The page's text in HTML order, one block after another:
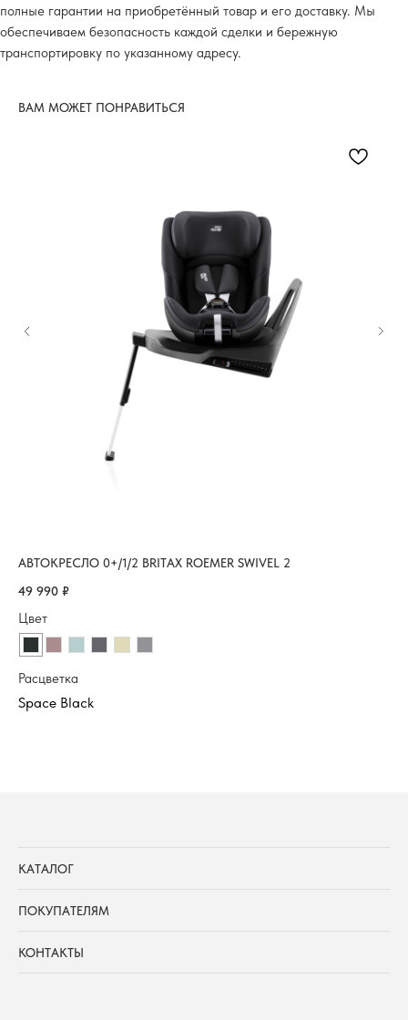
полные гарантии на приобретённый товар и его доставку. Мы
обеспечиваем безопасность каждой сделки и бережную
транспортировку по указанному адресу.
ВАМ МОЖЕТ ПОНРАВИТЬСЯ
АВТОКРЕСЛО 0+/1/2 BRITAX ROEMER SWIVEL 2
49 990 ₽
Цвет
Расцветка
КАТАЛОГ
ПОКУПАТЕЛЯМ
КОНТАКТЫ